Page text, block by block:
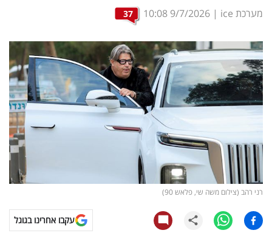
משפט
מדדים
ומחקרים
דעות
רכילות
עסקית
קריפטו
ויראלי
טלוויזיה
מערכת ice |
9/7/2026
10:08
37
רני רהב (צילום משה שי, פלאש 90)
עקבו אחרינו בגוגל